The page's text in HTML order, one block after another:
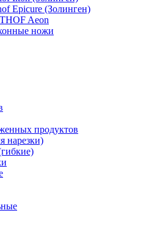
Epicure (Золинген)
Aeon
ножи
продуктов
нарезки)